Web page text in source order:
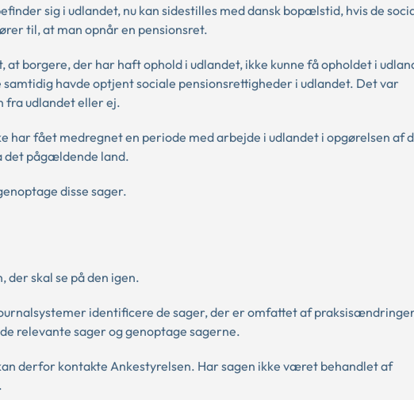
sig i udlandet, nu kan sidestilles med dansk bopælstid, hvis de
til, at man opnår en pensionsret.
borgere, der har haft ophold i udlandet, ikke kunne få opholdet i
havde optjent sociale pensionsrettigheder i udlandet. Det var
fra udlandet eller ej.
fået medregnet en periode med arbejde i udlandet i opgørelsen af
det pågældende land.
disse sager.
skal se på den igen.
identificere de sager, der er omfattet af
relevante sager og genoptage sagerne.
derfor kontakte Ankestyrelsen. Har sagen ikke været behandlet af